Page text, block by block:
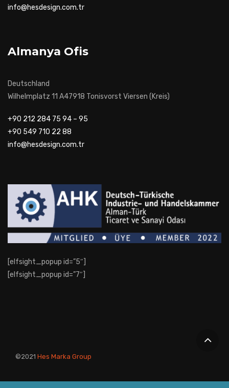
info@hesdesign.com.tr
Almanya Ofis
Deutschland
Wilhelmplatz 11 A47918 Tonisvorst Viersen (Kreis)
+90 212 284 75 94 – 95
+90 549 710 22 88
info@hesdesign.com.tr
[elfsight_popup id=”5″]
[elfsight_popup id=”7″]
©2021 Hes Marka Group